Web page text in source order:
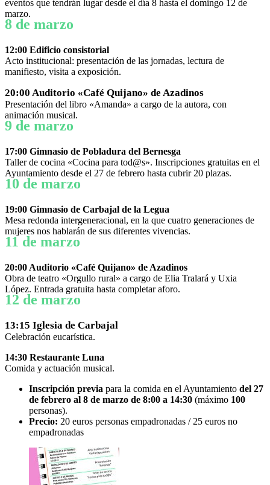
eventos que tendrán lugar desde el día 8 hasta el domingo 12 de
marzo.
8 de marzo
12:00 Edificio consistorial
Acto institucional: presentación de las jornadas, lectura de
manifiesto, visita a exposición.
20:00 Auditorio «Café Quijano» de Azadinos
Presentación del libro «Amanda» a cargo de la autora, con
animación musical.
9 de marzo
17:00 Gimnasio de Pobladura del Bernesga
Taller de cocina «Cocina para tod@s». Inscripciones gratuitas en el
Ayuntamiento desde el 27 de febrero hasta cubrir 20 plazas.
10 de marzo
19:00 Gimnasio de Carbajal de la Legua
Mesa redonda intergeneracional, en la que cuatro generaciones de
mujeres nos hablarán de sus diferentes vivencias.
11 de marzo
20:00 Auditorio «Café Quijano» de Azadinos
Obra de teatro «Orgullo rural» a cargo de Elia Tralará y Uxia
López. Entrada gratuita hasta completar aforo.
12 de marzo
13:15 Iglesia de Carbajal
Celebración eucarística.
14:30 Restaurante Luna
Comida y actuación musical.
Inscripción previa para la comida en el Ayuntamiento del 27
de febrero al 8 de marzo de 8:00 a 14:30 (máximo 100
personas).
Precio: 20 euros personas empadronadas / 25 euros no
empadronadas